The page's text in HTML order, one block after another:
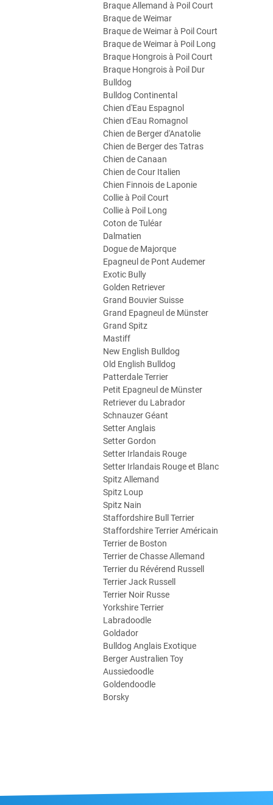
Braque Allemand à Poil Court
Braque de Weimar
Braque de Weimar à Poil Court
Braque de Weimar à Poil Long
Braque Hongrois à Poil Court
Braque Hongrois à Poil Dur
Bulldog
Bulldog Continental
Chien d'Eau Espagnol
Chien d'Eau Romagnol
Chien de Berger d'Anatolie
Chien de Berger des Tatras
Chien de Canaan
Chien de Cour Italien
Chien Finnois de Laponie
Collie à Poil Court
Collie à Poil Long
Coton de Tuléar
Dalmatien
Dogue de Majorque
Epagneul de Pont Audemer
Exotic Bully
Golden Retriever
Grand Bouvier Suisse
Grand Epagneul de Münster
Grand Spitz
Mastiff
New English Bulldog
Old English Bulldog
Patterdale Terrier
Petit Epagneul de Münster
Retriever du Labrador
Schnauzer Géant
Setter Anglais
Setter Gordon
Setter Irlandais Rouge
Setter Irlandais Rouge et Blanc
Spitz Allemand
Spitz Loup
Spitz Nain
Staffordshire Bull Terrier
Staffordshire Terrier Américain
Terrier de Boston
Terrier de Chasse Allemand
Terrier du Révérend Russell
Terrier Jack Russell
Terrier Noir Russe
Yorkshire Terrier
Labradoodle
Goldador
Bulldog Anglais Exotique
Berger Australien Toy
Aussiedoodle
Goldendoodle
Borsky